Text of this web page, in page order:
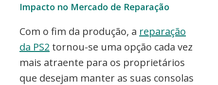
Impacto no Mercado de Reparação
Com o fim da produção, a reparação
da PS2 tornou-se uma opção cada vez
mais atraente para os proprietários
que desejam manter as suas consolas